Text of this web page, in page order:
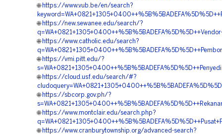
🌐 https://www.vub.be/en/search?
🌐 https://new.sewanee.edu/search/?
🌐 https://www.catholic.edu/search?
🌐 https://vmi.pitt.edu/?
🌐 https://cloud.usf.edu/search/#?
🌐 https://sbcorp.gov.ph/?
🌐 https://www.montclair.edu/search.php?
🌐 https://www.cranburytownship.org/advanced-search?